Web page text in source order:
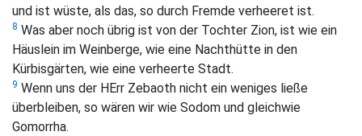
und ist wüste, als das, so durch Fremde verheeret ist.
8 Was aber noch übrig ist von der Tochter Zion, ist wie ein
Häuslein im Weinberge, wie eine Nachthütte in den
Kürbisgärten, wie eine verheerte Stadt.
9 Wenn uns der HErr Zebaoth nicht ein weniges ließe
überbleiben, so wären wir wie Sodom und gleichwie
Gomorrha.